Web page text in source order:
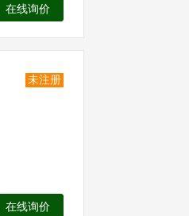
在线询价
未注册
在线询价